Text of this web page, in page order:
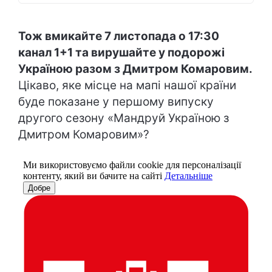
Тож вмикайте 7 листопада о 17:30
канал 1+1 та вирушайте у подорожі
Україною разом з Дмитром Комаровим.
Цікаво, яке місце на мапі нашої країни
буде показане у першому випуску
другого сезону «Мандруй Україною з
Дмитром Комаровим»?